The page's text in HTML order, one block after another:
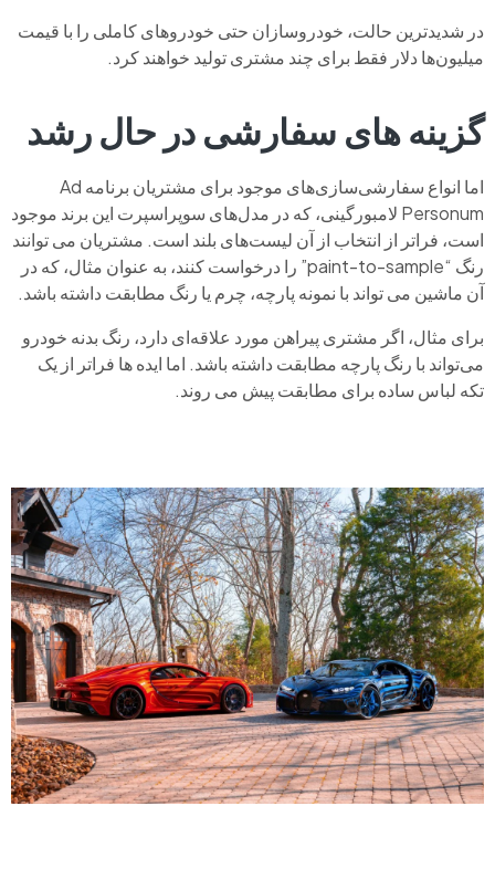
در شدیدترین حالت، خودروسازان حتی خودروهای کاملی را با قیمت
میلیون‌ها دلار فقط برای چند مشتری تولید خواهند کرد.
گزینه های سفارشی در حال رشد
اما انواع سفارشی‌سازی‌های موجود برای مشتریان برنامه Ad
Personum لامبورگینی، که در مدل‌های سوپراسپرت این برند موجود
است، فراتر از انتخاب از آن لیست‌های بلند است. مشتریان می توانند
رنگ “paint-to-sample” را درخواست کنند، به عنوان مثال، که در
آن ماشین می تواند با نمونه پارچه، چرم یا رنگ مطابقت داشته باشد.
برای مثال، اگر مشتری پیراهن مورد علاقه‌ای دارد، رنگ بدنه خودرو
می‌تواند با رنگ پارچه مطابقت داشته باشد. اما ایده ها فراتر از یک
تکه لباس ساده برای مطابقت پیش می روند.